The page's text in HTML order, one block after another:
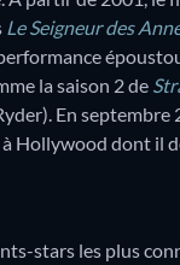
Le Seigneur des
performance
la saison 2 de
En
Hollywood dont il
stars les plus